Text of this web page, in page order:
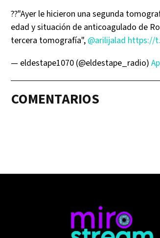
??"Ayer le hicieron una segunda
edad y situación de anticoagulado de
tercera tomografía", @arilijalad https://
— eldestape1070 (@eldestape_radio)
COMENTARIOS